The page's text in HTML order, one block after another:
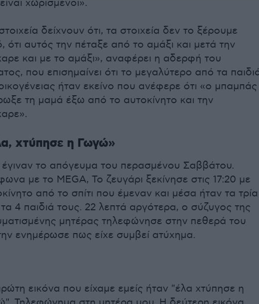
χωρισμένοι».
δείχνουν ότι, τα στοιχεία δεν το ξέρουμε
ότι αυτός την πέταξε από το αμάξι και μετά την
και με το αμάξι», αναφέρει η αδερφή του
που επισημαίνει ότι το μεγαλύτερο από τα
ήταν εκείνο που ανέφερε ότι «ο μπαμπάς
τη μαμά έξω από το αυτοκίνητο και την
χτύπησε η Γωγώ»
το απόγευμα του περασμένου Σαββάτου.
με το MEGA, Το ζευγάρι ξεκίνησε στις 17:20 με
από το σπίτι που έμεναν και μέσα ήταν τα τρία
4 παιδιά τους. 22 λεπτά αργότερα, ο σύζυγος της
μητέρας τηλεφώνησε στην πεθερά του
ενημέρωσε πως είχε συμβεί ατύχημα.
εικόνα που είχαμε εμείς ήταν "έλα χτύπησε η